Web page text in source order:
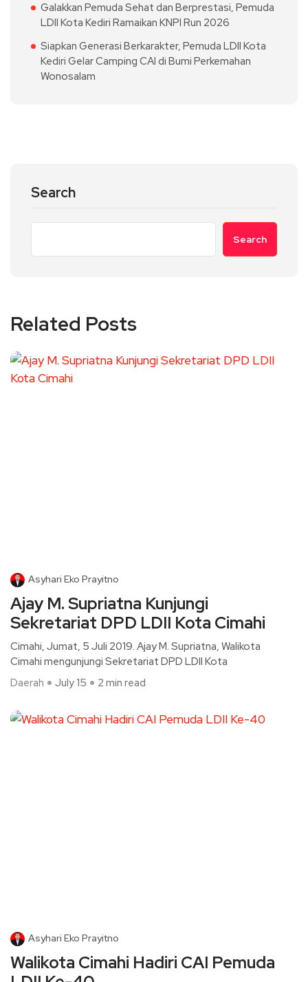
Galakkan Pemuda Sehat dan Berprestasi, Pemuda
LDII Kota Kediri Ramaikan KNPI Run 2026
Siapkan Generasi Berkarakter, Pemuda LDII Kota
Kediri Gelar Camping CAI di Bumi Perkemahan
Wonosalam
Search
Search
Related Posts
Asyhari Eko Prayitno
Ajay M. Supriatna Kunjungi
Sekretariat DPD LDII Kota Cimahi
Cimahi, Jumat, 5 Juli 2019. Ajay M. Supriatna, Walikota
Cimahi mengunjungi Sekretariat DPD LDII Kota
Daerah
July 15 2 min read
Asyhari Eko Prayitno
Walikota Cimahi Hadiri CAI Pemuda